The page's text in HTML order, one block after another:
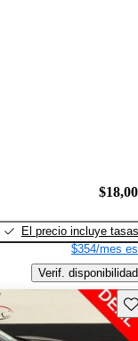
El precio incluye tasas
$354/mes
Verif. disponibilidad